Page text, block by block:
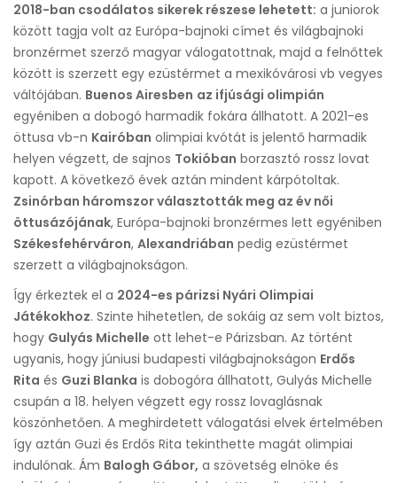
2018-ban csodálatos sikerek részese lehetett: a juniorok
között tagja volt az Európa-bajnoki címet és világbajnoki
bronzérmet szerző magyar válogatottnak, majd a felnőttek
között is szerzett egy ezüstérmet a mexikóvárosi vb vegyes
váltójában. Buenos Airesben az ifjúsági olimpián
egyéniben a dobogó harmadik fokára állhatott. A 2021-es
öttusa vb-n Kairóban olimpiai kvótát is jelentő harmadik
helyen végzett, de sajnos Tokióban borzasztó rossz lovat
kapott. A következő évek aztán mindent kárpótoltak.
Zsinórban háromszor választották meg az év női
öttusázójának, Európa-bajnoki bronzérmes lett egyéniben
Székesfehérváron, Alexandriában pedig ezüstérmet
szerzett a világbajnokságon.
Így érkeztek el a 2024-es párizsi Nyári Olimpiai
Játékokhoz. Szinte hihetetlen, de sokáig az sem volt biztos,
hogy Gulyás Michelle ott lehet-e Párizsban. Az történt
ugyanis, hogy júniusi budapesti világbajnokságon Erdős
Rita és Guzi Blanka is dobogóra állhatott, Gulyás Michelle
csupán a 18. helyen végzett egy rossz lovaglásnak
köszönhetően. A meghirdetett válogatási elvek értelmében
így aztán Guzi és Erdős Rita tekinthette magát olimpiai
indulónak. Ám Balogh Gábor, a szövetség elnöke és